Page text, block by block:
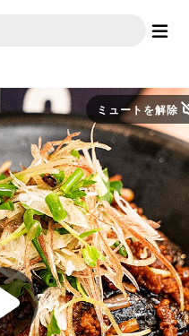
ミュートを解除